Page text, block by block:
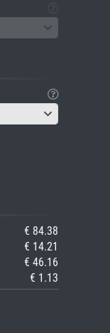
€ 84.38
€ 14.21
€ 46.16
€ 1.13